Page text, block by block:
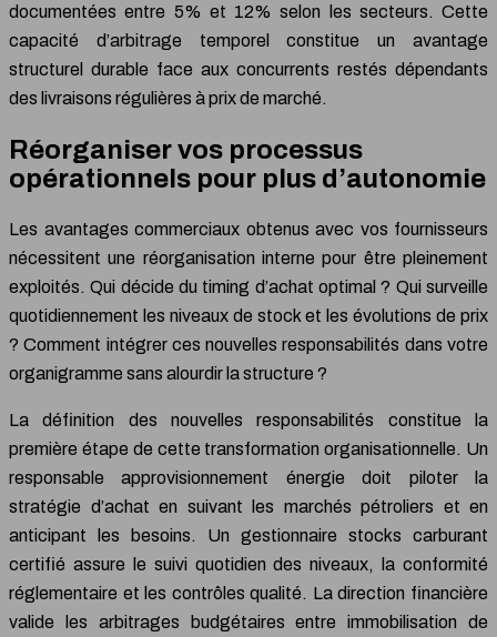
documentées entre 5% et 12% selon les secteurs. Cette
capacité d’arbitrage temporel constitue un avantage
structurel durable face aux concurrents restés dépendants
des livraisons régulières à prix de marché.
Réorganiser vos processus
opérationnels pour plus d’autonomie
Les avantages commerciaux obtenus avec vos fournisseurs
nécessitent une réorganisation interne pour être pleinement
exploités. Qui décide du timing d’achat optimal ? Qui surveille
quotidiennement les niveaux de stock et les évolutions de prix
? Comment intégrer ces nouvelles responsabilités dans votre
organigramme sans alourdir la structure ?
La définition des nouvelles responsabilités constitue la
première étape de cette transformation organisationnelle. Un
responsable approvisionnement énergie doit piloter la
stratégie d’achat en suivant les marchés pétroliers et en
anticipant les besoins. Un gestionnaire stocks carburant
certifié assure le suivi quotidien des niveaux, la conformité
réglementaire et les contrôles qualité. La direction financière
valide les arbitrages budgétaires entre immobilisation de